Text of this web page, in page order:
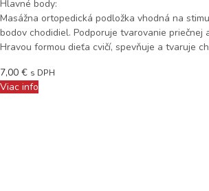
Hlavné body:
Masážna ortopedická podložka vhodná na
bodov chodidiel. Podporuje tvarovanie priečnej
Hravou formou dieťa cvičí, spevňuje a tvaruje
7,00 € s DPH
Viac info